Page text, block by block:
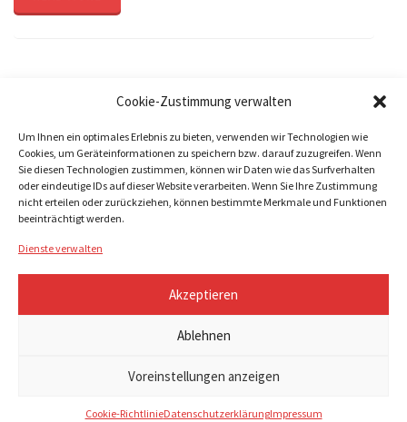
Cookie-Zustimmung verwalten
Um Ihnen ein optimales Erlebnis zu bieten, verwenden wir Technologien wie
Cookies, um Geräteinformationen zu speichern bzw. darauf zuzugreifen. Wenn
Sie diesen Technologien zustimmen, können wir Daten wie das Surfverhalten
oder eindeutige IDs auf dieser Website verarbeiten. Wenn Sie Ihre Zustimmung
nicht erteilen oder zurückziehen, können bestimmte Merkmale und Funktionen
beeinträchtigt werden.
Dienste verwalten
Akzeptieren
Ablehnen
Voreinstellungen anzeigen
Cookie-RichtlinieDatenschutzerklärungImpressum
Copyright © 2022 | UROLOGISCHE PRAXIS SCHÖNFELDER STRAßER |
Fachärzte für Urologie – Dr.
med. Robert Schönfelder – Dr.
Urologen Hamburg Barmbek –Fuhlsbüttler Straße 182 – 22307